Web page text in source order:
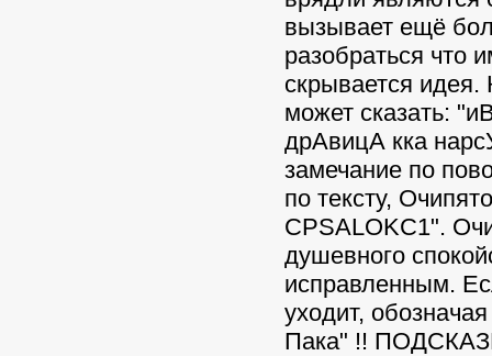
вызывает ещё
разобраться что
скрывается
может сказать:
дрАвицА кка
замечание по
по тексту,
CPSALOKC1".
душевного
исправленным.
уходит,
Пака" !!